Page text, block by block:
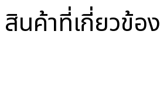
สินค้าที่เกี่ยวข้อง